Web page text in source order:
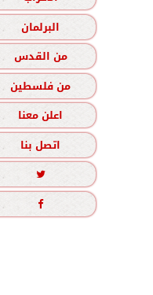
البرلمان
من القدس
من فلسطين
اعلن معنا
اتصل بنا


جميع